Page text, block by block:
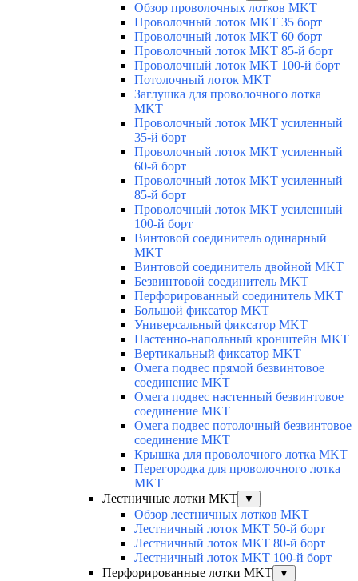
Обзор проволочных лотков MKT
Проволочный лоток MKT 35 борт
Проволочный лоток MKT 60 борт
Проволочный лоток MKT 85-й борт
Проволочный лоток MKT 100-й борт
Потолочный лоток MKT
Заглушка для проволочного лотка
MKT
Проволочный лоток MKT усиленный
35-й борт
Проволочный лоток MKT усиленный
60-й борт
Проволочный лоток MKT усиленный
85-й борт
Проволочный лоток MKT усиленный
100-й борт
Винтовой соединитель одинарный
MKT
Винтовой соединитель двойной MKT
Безвинтовой соединитель MKT
Перфорированный соединитель MKT
Большой фиксатор MKT
Универсальный фиксатор MKT
Настенно-напольный кронштейн MKT
Вертикальный фиксатор MKT
Омега подвес прямой безвинтовое
соединение MKT
Омега подвес настенный безвинтовое
соединение MKT
Омега подвес потолочный безвинтовое
соединение MKT
Крышка для проволочного лотка MKT
Перегородка для проволочного лотка
MKT
Лестничные лотки MKT
▼
Обзор лестничных лотков MKT
Лестничный лоток MKT 50-й борт
Лестничный лоток MKT 80-й борт
Лестничный лоток MKT 100-й борт
Перфорированные лотки MKT
▼